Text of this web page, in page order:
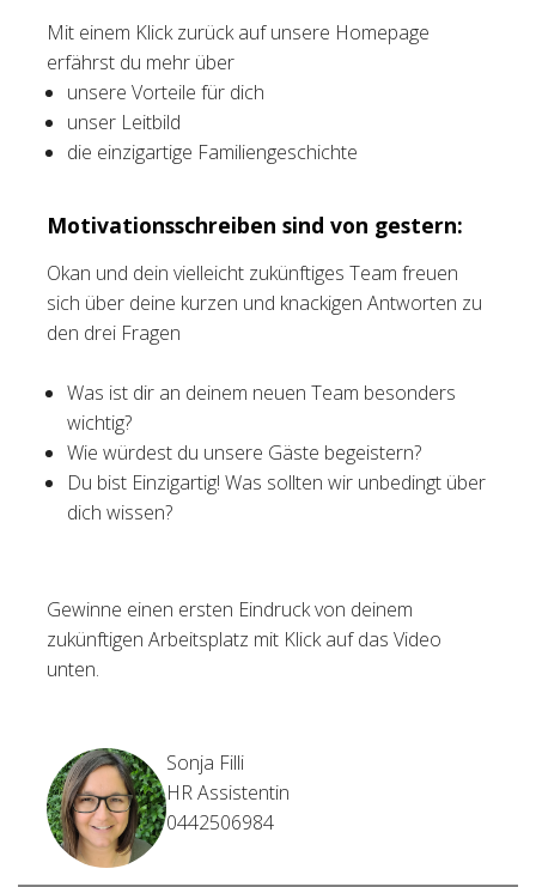
Mit einem Klick zurück auf unsere Homepage
erfährst du mehr über
unsere Vorteile für dich
unser Leitbild
die einzigartige Familiengeschichte
Motivationsschreiben sind von gestern:
Okan und dein vielleicht zukünftiges Team freuen
sich über deine kurzen und knackigen Antworten zu
den drei Fragen
Was ist dir an deinem neuen Team besonders
wichtig?
Wie würdest du unsere Gäste begeistern?
Du bist Einzigartig! Was sollten wir unbedingt über
dich wissen?
Gewinne einen ersten Eindruck von deinem
zukünftigen Arbeitsplatz mit Klick auf das Video
unten.
Sonja Filli
HR Assistentin
0442506984